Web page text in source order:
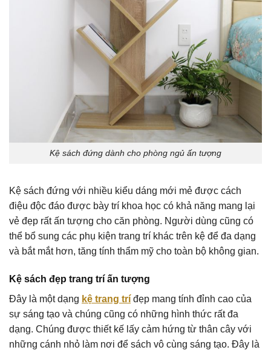
Kệ sách đứng dành cho phòng ngủ ấn tượng
Kệ sách đứng với nhiều kiểu dáng mới mẻ được cách
điệu độc đáo được bày trí khoa học có khả năng mang lại
vẻ đẹp rất ấn tượng cho căn phòng. Người dùng cũng có
thể bổ sung các phụ kiện trang trí khác trên kệ để đa dạng
và bắt mắt hơn, tăng tính thẩm mỹ cho toàn bộ không gian.
Kệ sách đẹp trang trí ấn tượng
Đây là một dạng kệ trang trí đẹp mang tính đỉnh cao của
sự sáng tạo và chúng cũng có những hình thức rất đa
dạng. Chúng được thiết kế lấy cảm hứng từ thân cây với
những cánh nhỏ làm nơi để sách vô cùng sáng tạo. Đây là